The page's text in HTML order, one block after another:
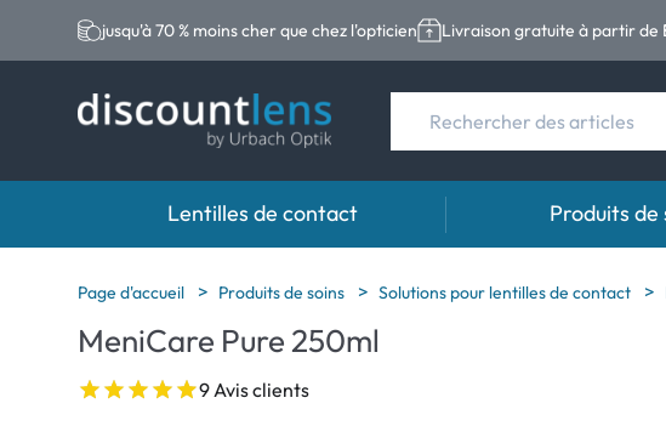
jusqu'à 70 % moins cher que chez l'opticien Livraison gratuite à partir de
Lentilles de contact
Marques
Acuvue
Ultra
Type de lentilles
Produits de
Marques
Page d'accueil Produits de soins Solutions pour lentilles de contact
MeniCare Pure 250ml
9 Avis clients